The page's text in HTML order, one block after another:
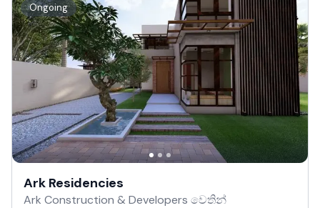
Ongoing
Ark Residencies
Ark Construction & Developers වෙතින්